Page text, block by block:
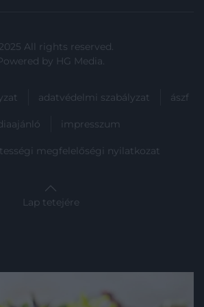
All rights reserved.
by HG Media.
adatvédelmi szabályzat ászf
impresszum
megfelelőségi nyilatkozat
Lap tetejére